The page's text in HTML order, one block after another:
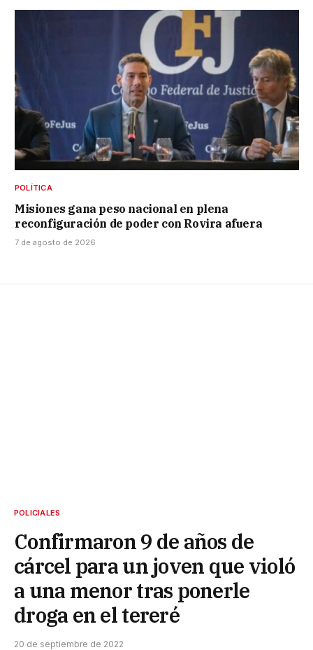
POLÍTICA
Misiones gana peso nacional en plena
reconfiguración de poder con Rovira afuera
7 de agosto de 2026
POLICIALES
Confirmaron 9 de años de
cárcel para un joven que violó
a una menor tras ponerle
droga en el tereré
20 de septiembre de 2022